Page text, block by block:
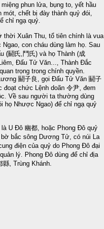
phun lửa, bụng to, yết hầu
chết bị đày thành quỷ đói,
chỉ ngạ quỷ.
Xuân Thu, tổ tiên chính là vua
con cháu dùng làm họ. Sau
(鬬氏,鬥氏) và họ Thành (成
Đấu Tử Văn..., Thành Đắc
trọng trong chính quyền.
鬬子良, gọi Đấu Tử Văn 鬬子
đoạt chức Lệnh doãn 令尹, đem
Về sau người ta thường dùng
họ Nhược Ngao) để chỉ ngạ quỷ
U Đô 幽都, hoặc Phong Đô quỷ
bắc sông Dương Tử, có núi La
điện của quỷ do Phong Đô đại
lý. Phong Đô dùng để chỉ địa
, Trùng Khánh.